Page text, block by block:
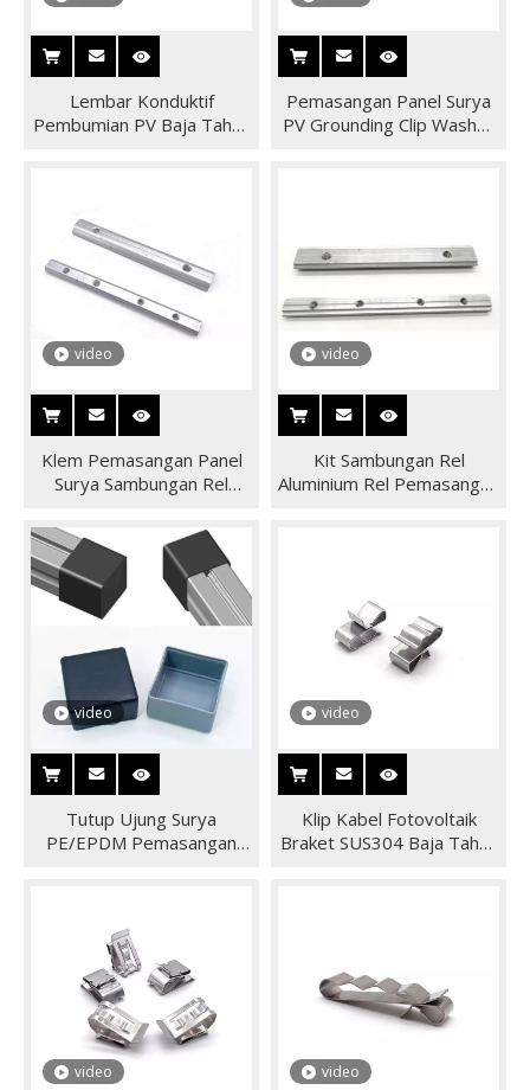
Lembar Konduktif
Pembumian PV Baja Tahan
Pemasangan Panel Surya
PV Grounding Clip Washer
video
Klem Pemasangan Panel
Surya Sambungan Rel
video
Kit Sambungan Rel
Aluminium Rel Pemasangan
video
Tutup Ujung Surya
PE/EPDM Pemasangan
video
Klip Kabel Fotovoltaik
Braket SUS304 Baja Tahan
video video